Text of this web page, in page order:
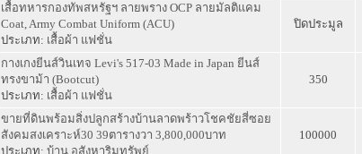
เสื้อทหารกองทัพสหรัฐฯ ลายพราง OCP ลายมัลติแคม
Coat, Army Combat Uniform (ACU)
ประเภท: เสื้อผ้า แฟชั่น
ปิดประมูล
กางเกงยีนส์วินเทจ Levi's 517-03 Made in Japan ยีนส์
ทรงขาม้า (Bootcut)
ประเภท: เสื้อผ้า แฟชั่น
350
ขายที่ดินพร้อมสิ่งปลูกสร้างบ้านลาดพร้าวโชคชัยสี่ซอย
สังคมสงเคราะห์30 39ตารางวา 3,800,000บาท
ประเภท: บ้าน อสังหาริมทรัพย์
100000